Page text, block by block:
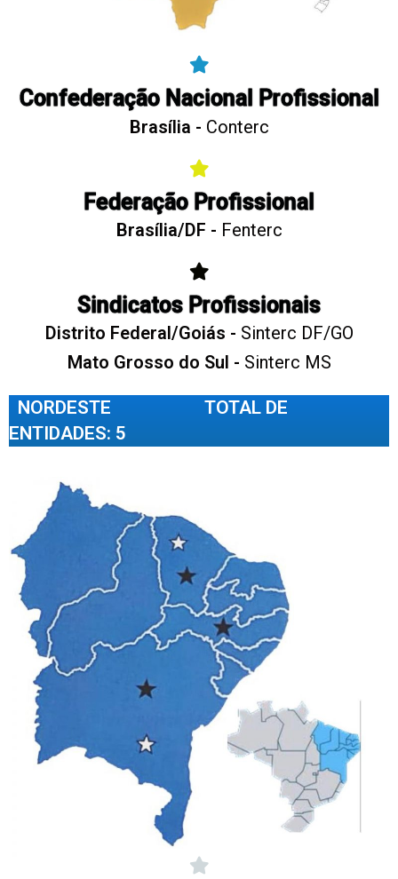
Confederação Nacional Profissional
Brasília - Conterc
Federação Profissional
Brasília/DF - Fenterc
Sindicatos Profissionais
Distrito Federal/Goiás - Sinterc DF/GO
Mato Grosso do Sul - Sinterc MS
NORDESTE TOTAL DE
ENTIDADES: 5